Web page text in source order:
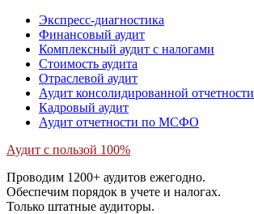
Экспресс-диагностика
Финансовый аудит
Комплексный аудит с налогами
Стоимость аудита
Отраслевой аудит
Аудит консолидированной отчетности
Кадровый аудит
Аудит отчетности по МСФО
Аудит с пользой 100%
Проводим 1200+ аудитов ежегодно.
Обеспечим порядок в учете и налогах.
Только штатные аудиторы.